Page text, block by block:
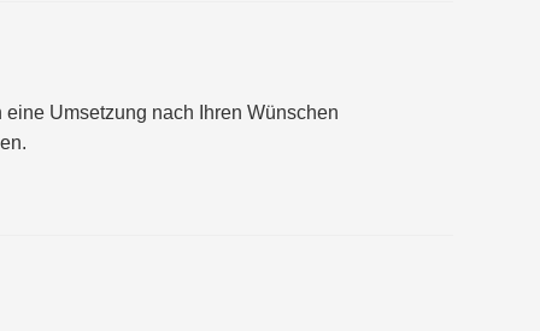
Umsetzung nach Ihren Wünschen